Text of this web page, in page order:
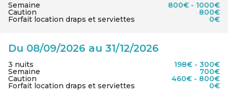
Semaine 800€ - 1000€
Caution 800€
Forfait location draps et serviettes 0€
Du 08/09/2026 au 31/12/2026
3 nuits 198€ - 300€
Semaine 700€
Caution 460€ - 800€
Forfait location draps et serviettes 0€